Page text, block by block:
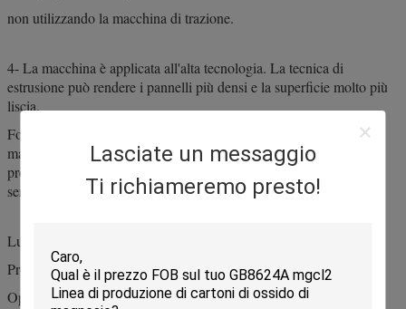
Lasciate un messaggio
Ti richiameremo presto!
non utilizzando la macchina di trazione.
4- La macchina è applicata all'alta tecnologia. La tecnica di
estrusione può rendere i pannelli più densi e la superficie molto più
liscia.
Fornire soluzioni complessive su mgo board, progetto EPC,
macchinari separati, esportazione di prodotti, compresa la
progettazione della tecnologia, produzione, installazione, messa in
servizio, formazione, servizio, ecc.
Lungo: 18 m larghezza: 1,5 m
Produzione: 1800 pezzi al giorno (8 ore lavorative).
Operatore: una linea di produzione richiede 15-18 lavoratori.